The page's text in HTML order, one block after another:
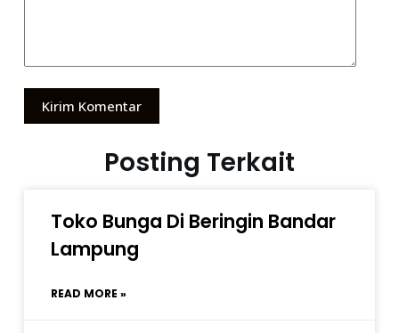
Kirim Komentar
Posting Terkait
Toko Bunga Di Beringin Bandar
Lampung
READ MORE »